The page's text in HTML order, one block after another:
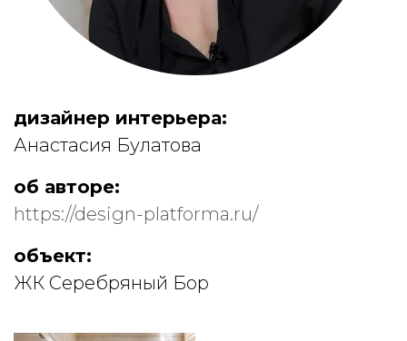
дизайнер интерьера:
Анастасия Булатова
об авторе:
https://design-platforma.ru/
объект:
ЖК Серебряный Бор